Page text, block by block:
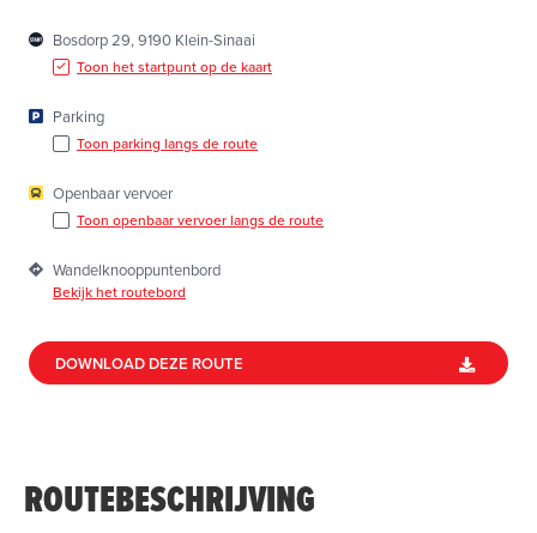
Bosdorp 29, 9190 Klein-Sinaai
Toon het startpunt op de kaart
Parking
Toon parking langs de route
Openbaar vervoer
Toon openbaar vervoer langs de route
Wandelknooppuntenbord
Bekijk het routebord
DOWNLOAD DEZE ROUTE
ROUTEBESCHRIJVING